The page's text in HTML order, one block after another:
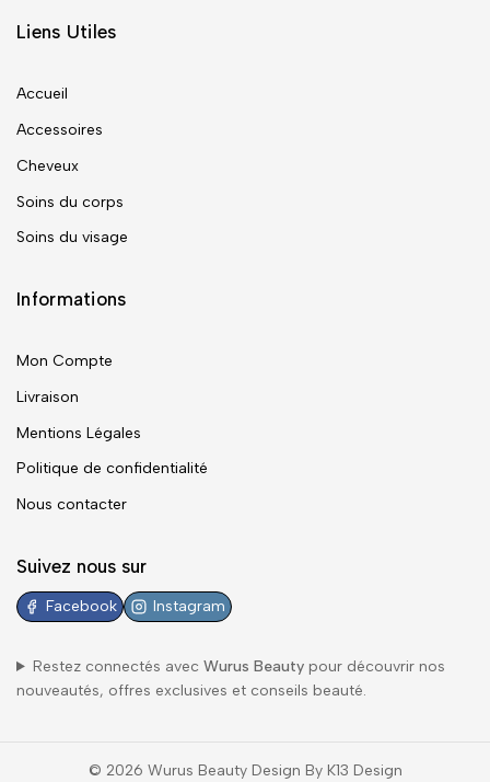
Liens Utiles
Accueil
Accessoires
Cheveux
Soins du corps
Soins du visage
Informations
Mon Compte
Livraison
Mentions Légales
Politique de confidentialité
Nous contacter
Suivez nous sur
Facebook Instagram
Restez connectés avec Wurus Beautypour découvrir nos
nouveautés, offres exclusives et conseils beauté.
© 2026 Wurus Beauty Design By K13 Design